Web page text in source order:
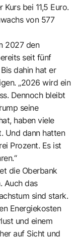
bei 11,5 Euro.
von 577
2027 den
seit fünf
dahin hat er
„2026 wird ein
Dennoch bleibt
seine
haben viele
Und dann hatten
Prozent. Es ist
die Oberbank
Auch das
sind stark.
Energiekosten
und einem
auf Sicht und